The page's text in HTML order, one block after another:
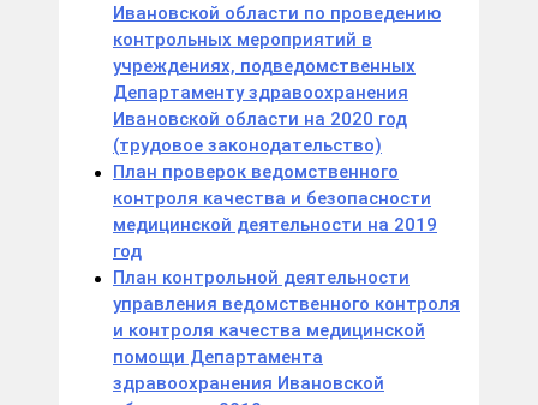
Ивановской области по проведению
контрольных мероприятий в
учреждениях, подведомственных
Департаменту здравоохранения
Ивановской области на 2020 год
(трудовое законодательство)
План проверок ведомственного
контроля качества и безопасности
медицинской деятельности на 2019
год
План контрольной деятельности
управления ведомственного контроля
и контроля качества медицинской
помощи Департамента
здравоохранения Ивановской